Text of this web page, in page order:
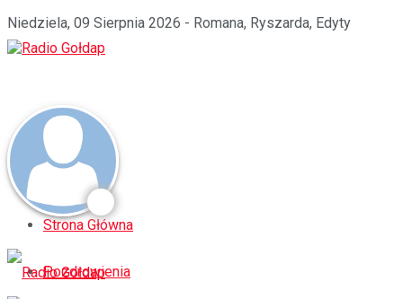
Niedziela, 09 Sierpnia 2026 - Romana, Ryszarda, Edyty
Strona Główna
Pozdrowienia